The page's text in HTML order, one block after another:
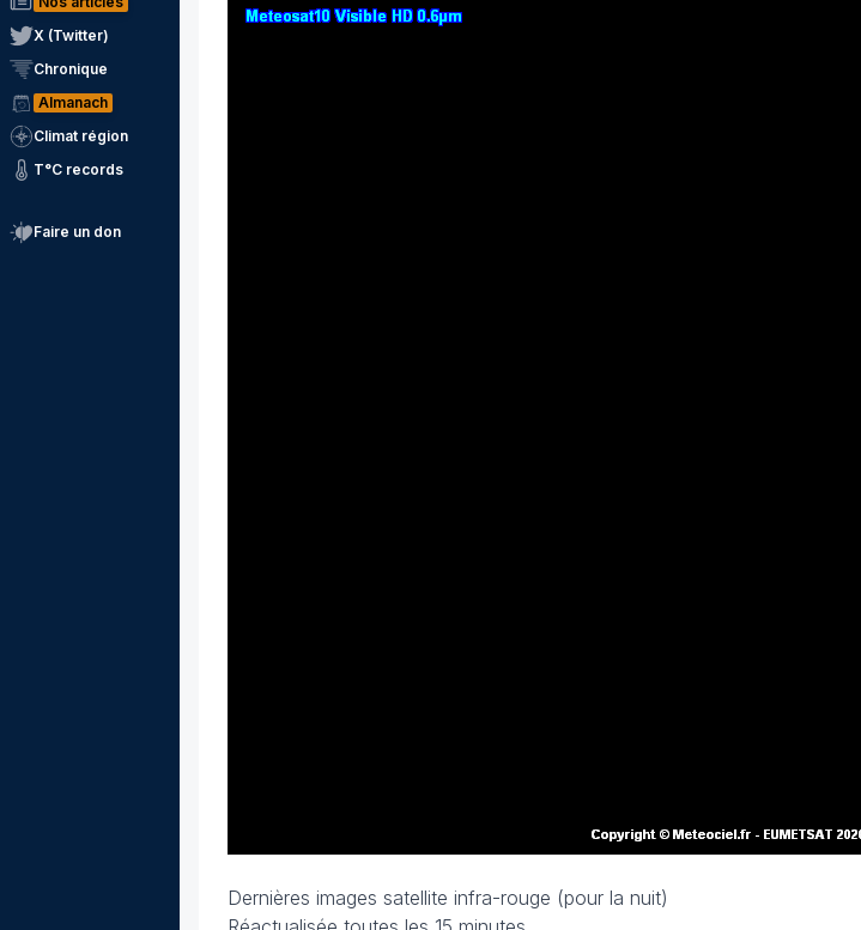
X (Twitter)
Chronique
Almanach
Climat région
T°C records
Faire un don
Dernières images satellite infra-rouge (pour la nuit)